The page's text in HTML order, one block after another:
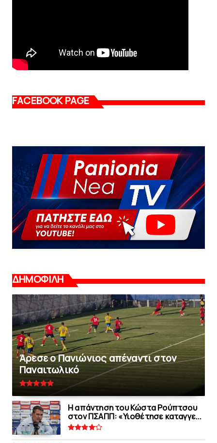
FACEBOOK PAGE
ΔΗΜΟΦΙΛΗ
Άρεσε ο Πανιώνιος απέναντι στoν
Παναιτωλικό
Η απάντηση του Κώστα Ρούπτσου
στον ΠΣΑΠΠ: «Υιοθέτησε καταγγε...